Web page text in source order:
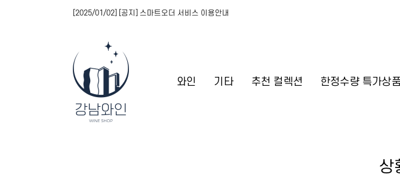
와인 기타 추천 컬렉션 한정수량 특가상품
[2025/01/02] [공지] 스마트오더 서비스 이용안내
상